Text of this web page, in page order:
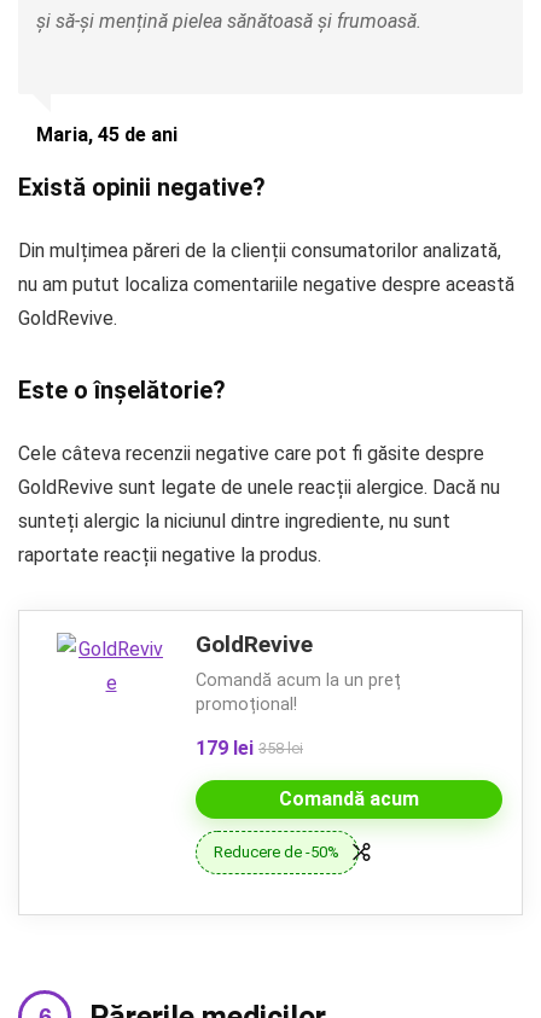
și să-și mențină pielea sănătoasă și frumoasă.
Maria, 45 de ani
Există opinii negative?
Din mulțimea păreri de la clienții consumatorilor analizată,
nu am putut localiza comentariile negative despre această
GoldRevive.
Este o înșelătorie?
Cele câteva recenzii negative care pot fi găsite despre
GoldRevive sunt legate de unele reacții alergice. Dacă nu
sunteți alergic la niciunul dintre ingrediente, nu sunt
raportate reacții negative la produs.
GoldRevive
Comandă acum la un preț
promoțional!
179 lei 358 lei
Comandă acum
Reducere de -50%